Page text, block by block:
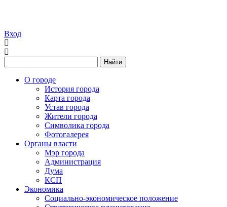
Вход
Найти
О городе
История города
Карта города
Устав города
Жители города
Символика города
Фотогалерея
Органы власти
Мэр города
Администрация
Дума
КСП
Экономика
Социально-экономическое положение